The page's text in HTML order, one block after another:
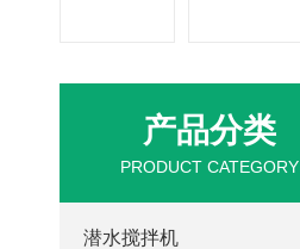
产品分类
PRODUCT CATEGORY
潜水搅拌机